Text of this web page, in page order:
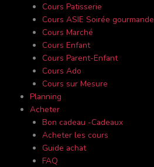
Cours Patisserie
Cours ASIE Soirée gourmande
Cours Marché
Cours Enfant
Cours Parent-Enfant
Cours Ado
Cours sur Mesure
Planning
Acheter
Bon cadeau -Cadeaux
Acheter les cours
Guide achat
FAQ